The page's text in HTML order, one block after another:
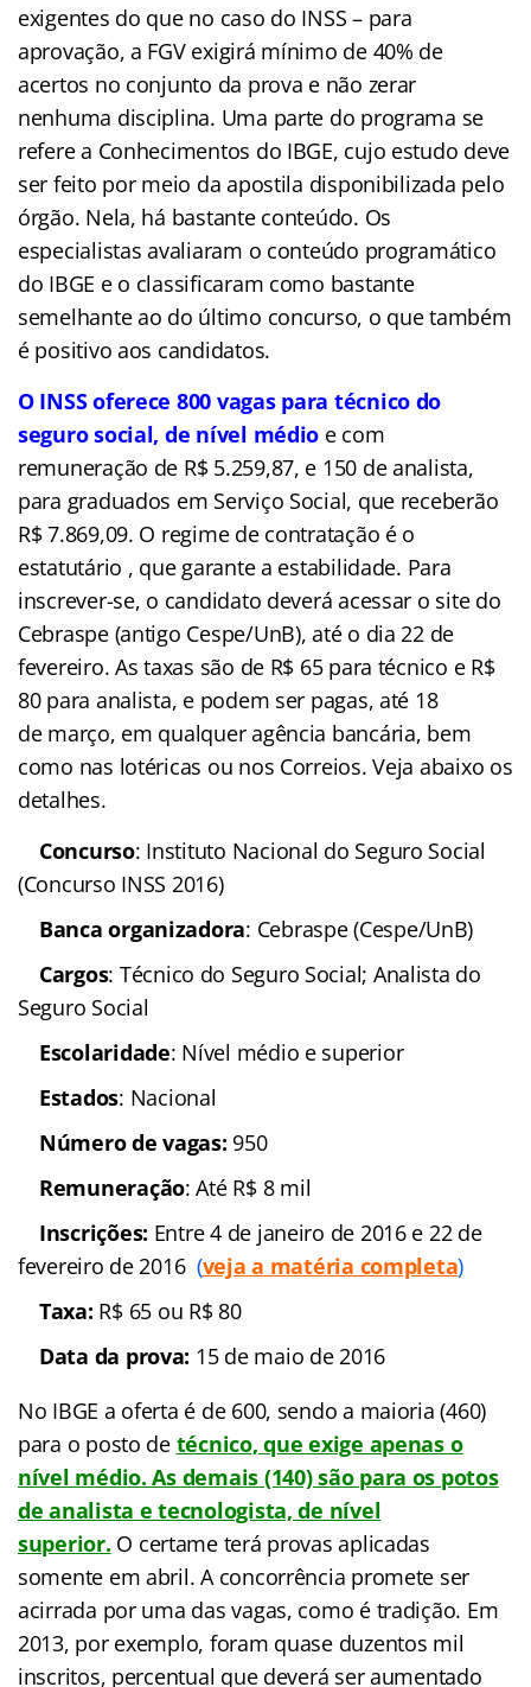
exigentes do que no caso do INSS – para
aprovação, a FGV exigirá mínimo de 40% de
acertos no conjunto da prova e não zerar
nenhuma disciplina. Uma parte do programa se
refere a Conhecimentos do IBGE, cujo estudo deve
ser feito por meio da apostila disponibilizada pelo
órgão. Nela, há bastante conteúdo. Os
especialistas avaliaram o conteúdo programático
do IBGE e o classificaram como bastante
semelhante ao do último concurso, o que também
é positivo aos candidatos.
O INSS oferece 800 vagas para técnico do
seguro social, de nível médio e com
remuneração de R$ 5.259,87, e 150 de analista,
para graduados em Serviço Social, que receberão
R$ 7.869,09. O regime de contratação é o
estatutário , que garante a estabilidade. Para
inscrever-se, o candidato deverá acessar o site do
Cebraspe (antigo Cespe/UnB), até o dia 22 de
fevereiro. As taxas são de R$ 65 para técnico e R$
80 para analista, e podem ser pagas, até 18
de março, em qualquer agência bancária, bem
como nas lotéricas ou nos Correios. Veja abaixo os
detalhes.
Concurso : Instituto
Nacional do Seguro Social (Concurso INSS 2016)
Banca organizadora:
Cebraspe (Cespe/UnB)
Seguro Social; Analista do Seguro Social
Remuneração
: Até R$ 8
janeiro de 2016 e 22 de fevereiro de 2016
matéria completa
)
Taxa:R$ 65 ou R$ 80
Data da prova:15 de
maio de 2016
No IBGE a oferta é de 600,sendo a maioria (460)
para o posto detécnico, que exige apenas o
nível médio. As demais (140) são para os potos
de analista e tecnologista, de nível